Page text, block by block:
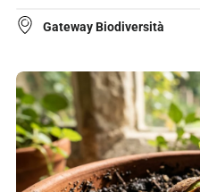
Gateway Biodiversità